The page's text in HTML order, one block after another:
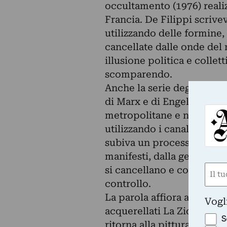
occultamento (1976)
Francia. De Filippi
utilizzando delle
cancellate dalle onde del
illusione politica e
scomparendo.
Anche la serie degli
di Marx e di Engels.
metropolitane e nelle
utilizzando i canali
subiva un processo di
manifesti, dalla gestione
si cancellano e come
controllo.
La parola affiora anche
acquerellati La Ziqqurat
Nome